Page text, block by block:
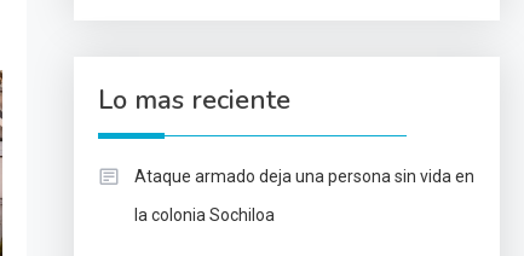
Lo mas reciente
Ataque armado deja una persona sin vida en
la colonia Sochiloa